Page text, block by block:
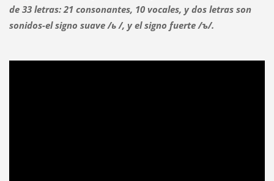
de 33 letras: 21 consonantes, 10 vocales, y dos letras son
sonidos-el signo suave /ь /, y el signo fuerte /ъ/.